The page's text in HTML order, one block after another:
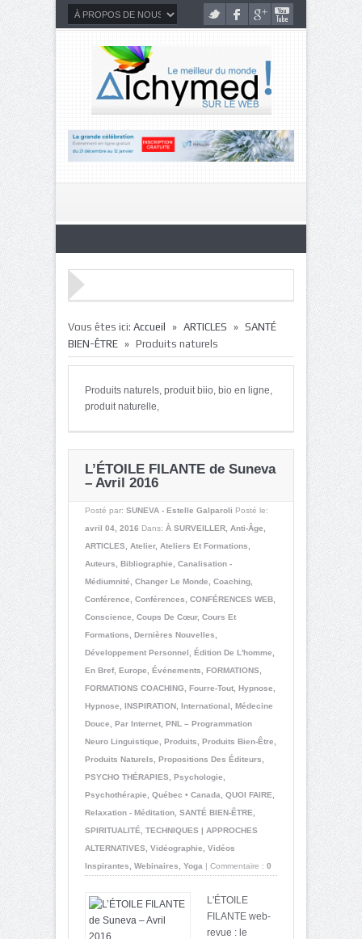
Vous êtes ici: Accueil » ARTICLES » SANTÉ
BIEN-ÊTRE » Produits naturels
Produits naturels, produit biio, bio en ligne,
produit naturelle,
L’ÉTOILE FILANTE de Suneva
– Avril 2016
Posté par: SUNEVA - Estelle Galparoli Posté le:
avril 04, 2016 Dans: À SURVEILLER Anti-Âge
ARTICLES
Atelier, Ateliers Et Formations
Auteurs
Bibliographie
Canalisation -
Médiumnité
Changer Le Monde Coaching
Conférence
Conférences CONFÉRENCES WEB
Conscience
Coups De Cœur, Cours Et
Formations
Dernières Nouvelles
Développement Personnel
Édition De L'homme
En Bref, Europe Événements FORMATIONS
FORMATIONS COACHING
Fourre-Tout Hypnose
Hypnose
INSPIRATION International
Médecine
Douce
Par Internet PNL – Programmation
Neuro Linguistique
Produits Produits Bien-Être
Produits Naturels
Propositions Des Éditeurs
PSYCHO THÉRAPIES
Psychologie
Psychothérapie
Québec • Canada QUOI FAIRE
Relaxation - Méditation SANTÉ BIEN-ÊTRE
SPIRITUALITÉ
TECHNIQUES | APPROCHES
ALTERNATIVES
Vidéographie
Vidéos
Inspirantes
Webinaires Yoga | Commentaire : 0
L'ÉTOILE
FILANTE web-
revue : le